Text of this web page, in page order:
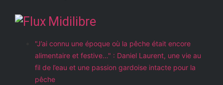
Midilibre
"J’ai connu une époque où la pêche était encore
alimentaire et festive…" : Daniel Laurent, une vie au
fil de l’eau et une passion gardoise intacte pour la
pêche